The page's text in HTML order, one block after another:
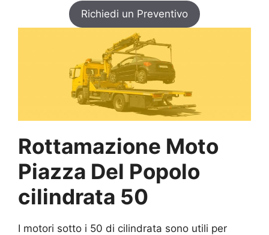
Richiedi un Preventivo
Rottamazione Moto
Piazza Del Popolo
cilindrata 50
I motori sotto i 50 di cilindrata sono utili per